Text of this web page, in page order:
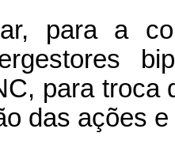
para a
para troca
das ações